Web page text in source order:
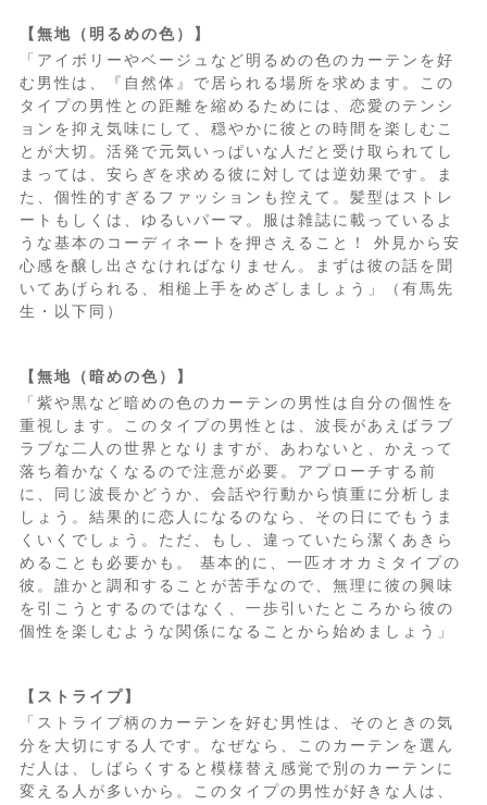
【無地（明るめの色）】
「アイボリーやベージュなど明るめの色のカーテンを好
む男性は、『自然体』で居られる場所を求めます。この
タイプの男性との距離を縮めるためには、恋愛のテンシ
ョンを抑え気味にして、穏やかに彼との時間を楽しむこ
とが大切。活発で元気いっぱいな人だと受け取られてし
まっては、安らぎを求める彼に対しては逆効果です。ま
た、個性的すぎるファッションも控えて。髪型はストレ
ートもしくは、ゆるいパーマ。服は雑誌に載っているよ
うな基本のコーディネートを押さえること！ 外見から安
心感を醸し出さなければなりません。まずは彼の話を聞
いてあげられる、相槌上手をめざしましょう」（有馬先
生・以下同）
【無地（暗めの色）】
「紫や黒など暗めの色のカーテンの男性は自分の個性を
重視します。このタイプの男性とは、波長があえばラブ
ラブな二人の世界となりますが、あわないと、かえって
落ち着かなくなるので注意が必要。アプローチする前
に、同じ波長かどうか、会話や行動から慎重に分析しま
しょう。結果的に恋人になるのなら、その日にでもうま
くいくでしょう。ただ、もし、違っていたら潔くあきら
めることも必要かも。 基本的に、一匹オオカミタイプの
彼。誰かと調和することが苦手なので、無理に彼の興味
を引こうとするのではなく、一歩引いたところから彼の
個性を楽しむような関係になることから始めましょう」
【ストライプ】
「ストライプ柄のカーテンを好む男性は、そのときの気
分を大切にする人です。なぜなら、このカーテンを選ん
だ人は、しばらくすると模様替え感覚で別のカーテンに
変える人が多いから。このタイプの男性が好きな人は、